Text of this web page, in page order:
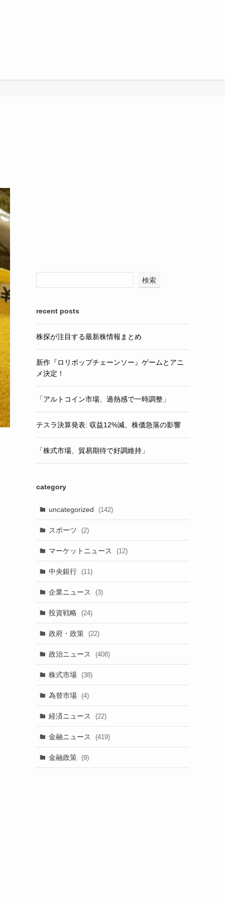
検索
recent posts
株探が注目する最新株情報まとめ
新作『ロリポップチェーンソー』ゲームとアニ
メ決定！
「アルトコイン市場、過熱感で一時調整」
テスラ決算発表: 収益12%減、株価急落の影響
「株式市場、貿易期待で好調維持」
category
uncategorized (142)
スポーツ (2)
マーケットニュース (12)
中央銀行 (11)
企業ニュース (3)
投資戦略 (24)
政府・政策 (22)
政治ニュース (408)
株式市場 (38)
為替市場 (4)
経済ニュース (22)
金融ニュース (419)
金融政策 (9)